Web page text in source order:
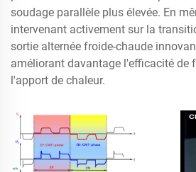
soudage parallèle plus élevée. En
intervenant activement sur la
sortie alternée froide-chaude
améliorant davantage l'efficacité de
l'apport de chaleur.